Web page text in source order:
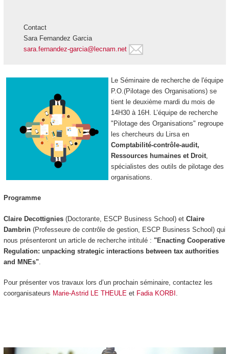
Contact
Sara Fernandez Garcia
sara.fernandez-garcia@lecnam.net
Le Séminaire de recherche de l'équipe
P.O.(Pilotage des Organisations) se
tient le deuxième mardi du mois de
14H30 à 16H. L’équipe de recherche
"Pilotage des Organisations" regroupe
les chercheurs du Lirsa en
Comptabilité-contrôle-audit,
Ressources humaines et Droit,
spécialistes des outils de pilotage des
organisations.
Programme
Claire Decottignies(Doctorante, ESCP Business School) et Claire
Dambrin(Professeure de contrôle de gestion, ESCP Business School) qui
nous présenteront un article de recherche intitulé : "Enacting Cooperative
Regulation: unpacking strategic interactions between tax authorities
and MNEs".
Pour présenter vos travaux lors d’un prochain séminaire, contactez les
coorganisateurs Marie-Astrid LE THEULEet Fadia KORBI .